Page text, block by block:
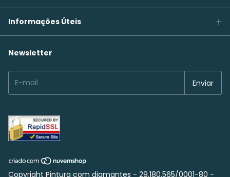
Informações Úteis
Newsletter